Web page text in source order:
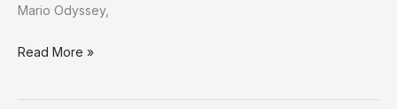
Mario Odyssey,
Read More »